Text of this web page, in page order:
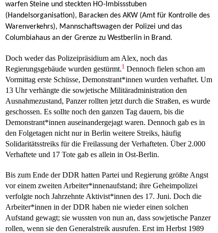
warfen Steine und steckten HO-Imbissstuben
(Handelsorganisation), Baracken des AKW (Amt für Kontrolle des
Warenverkehrs), Mannschaftswagen der Polizei und das
Columbiahaus an der Grenze zu Westberlin in Brand.
Doch weder das Polizeipräsidium am Alex, noch das
Regierungsgebäude wurden gestürmt.1 Dennoch fielen schon am
Vormittag erste Schüsse, Demonstrant*innen wurden verhaftet. Um
13 Uhr verhängte die sowjetische Militäradministration den
Ausnahmezustand, Panzer rollten jetzt durch die Straßen, es wurde
geschossen. Es sollte noch den ganzen Tag dauern, bis die
Demonstrant*innen auseinandergejagt waren. Dennoch gab es in
den Folgetagen nicht nur in Berlin weitere Streiks, häufig
Solidaritätsstreiks für die Freilassung der Verhafteten. Über 2.000
Verhaftete und 17 Tote gab es allein in Ost-Berlin.
Bis zum Ende der DDR hatten Partei und Regierung größte Angst
vor einem zweiten Arbeiter*innenaufstand; ihre Geheimpolizei
verfolgte noch Jahrzehnte Aktivist*innen des 17. Juni. Doch die
Arbeiter*innen in der DDR haben nie wieder einen solchen
Aufstand gewagt; sie wussten von nun an, dass sowjetische Panzer
rollen, wenn sie den Generalstreik ausrufen. Erst im Herbst 1989